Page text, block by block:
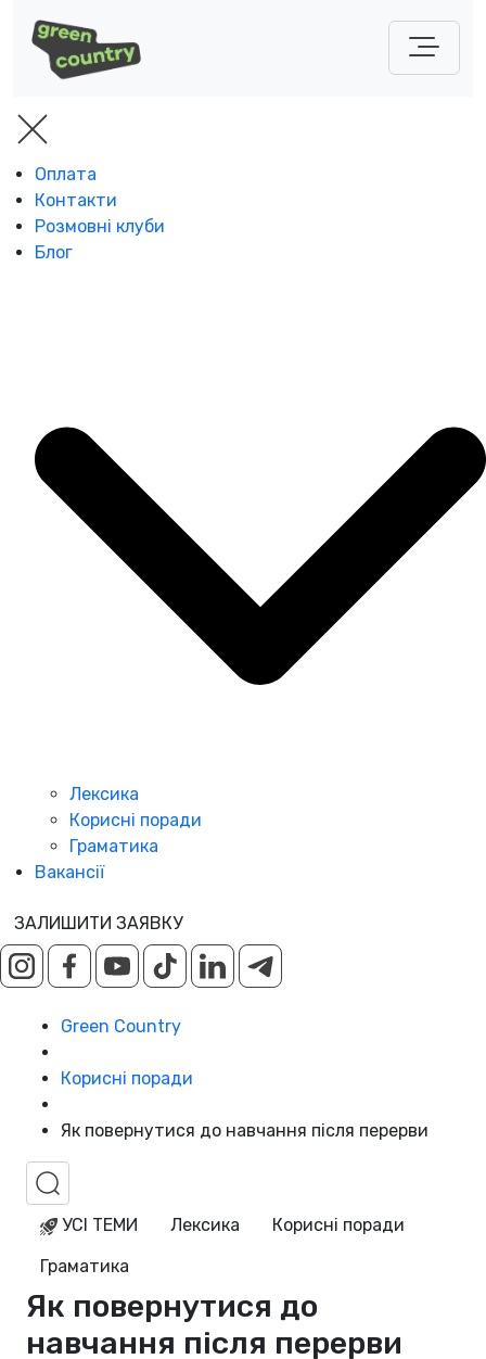
Оплата
Контакти
Розмовні клуби
Блог
Лексика
Корисні поради
Граматика
Вакансії
ЗАЛИШИТИ ЗАЯВКУ
Green Country
Корисні поради
Як повернутися до навчання після перерви
УСІ ТЕМИ Лексика
Корисні поради
Граматика
Як повернутися до
навчання після перерви